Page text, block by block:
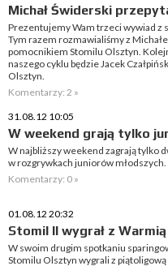
Michał Świderski
Prezentujemy Wam trzeci wywiad z
Tym razem rozmawialiśmy z
pomocnikiem Stomilu Olsztyn.
naszego cyklu będzie Jacek
Olsztyn.
Komentarzy: 2 »
31.08.12 10:05
W weekend grają tylko
W najbliższy weekend zagrają tylko
w rozgrywkach juniorów młodszych.
Komentarzy: 0 »
01.08.12 20:32
Stomil II wygrał z
W swoim drugim spotkaniu
Stomilu Olsztyn wygrali z